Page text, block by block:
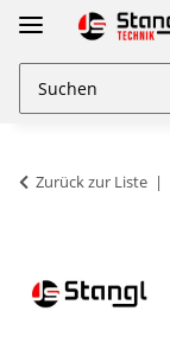
Zurück zur Liste